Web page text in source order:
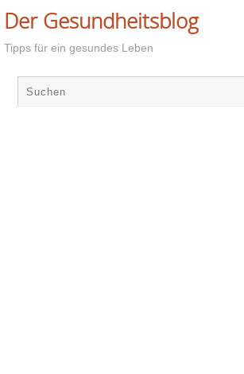
Der Gesundheitsblog
Tipps für ein gesundes Leben